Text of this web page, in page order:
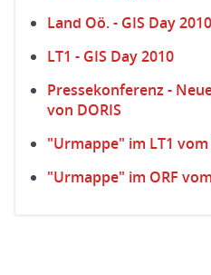
Land Oö. - GIS Day 2010
LT1 - GIS Day 2010
Pressekonferenz -
von DORIS
"Urmappe" im LT1 vom
"Urmappe" im ORF